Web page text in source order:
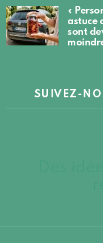
«
astuce
sont
SUIVEZ-